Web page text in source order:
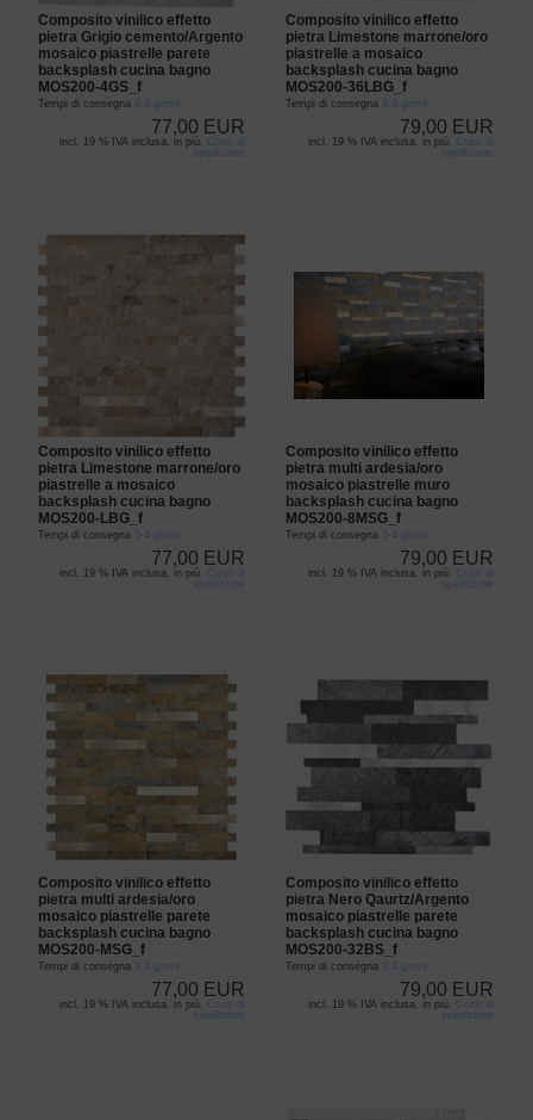
Composito vinilico effetto
pietra Grigio cemento/Argento
mosaico piastrelle parete
backsplash cucina bagno
MOS200-4GS_f
Tempi di consegna 3-4 giorni
77,00 EUR
incl. 19 % IVA inclusa. in più.
Costi di
spedizione
Composito vinilico effetto
pietra Limestone marrone/oro
piastrelle a mosaico
backsplash cucina bagno
MOS200-36LBG_f
Tempi di consegna 3-4 giorni
79,00 EUR
incl. 19 % IVA inclusa. in più.
Costi di
spedizione
Composito vinilico effetto
pietra Limestone marrone/oro
piastrelle a mosaico
backsplash cucina bagno
MOS200-LBG_f
Tempi di consegna 3-4 giorni
77,00 EUR
incl. 19 % IVA inclusa. in più.
Costi di
spedizione
Composito vinilico effetto
pietra multi ardesia/oro
mosaico piastrelle muro
backsplash cucina bagno
MOS200-8MSG_f
Tempi di consegna 3-4 giorni
79,00 EUR
incl. 19 % IVA inclusa. in più.
Costi di
spedizione
Composito vinilico effetto
pietra multi ardesia/oro
mosaico piastrelle parete
backsplash cucina bagno
MOS200-MSG_f
Tempi di consegna 3-4 giorni
77,00 EUR
incl. 19 % IVA inclusa. in più.
Costi di
spedizione
Composito vinilico effetto
pietra Nero Qaurtz/Argento
mosaico piastrelle parete
backsplash cucina bagno
MOS200-32BS_f
Tempi di consegna 3-4 giorni
79,00 EUR
incl. 19 % IVA inclusa. in più.
Costi di
spedizione